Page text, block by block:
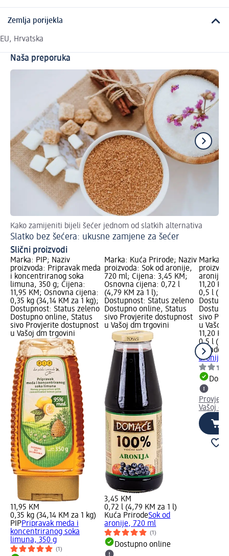
Zemlja porijekla
EU, Hrvatska
Naša preporuka
Kako zamijeniti bijeli šećer jednom od slatkih alternativa
Slatko bez šećera: ukusne zamjene za šećer
Slični proizvodi
Marka: PIP; Naziv
proizvoda: Pripravak meda
i koncentriranog soka
limuna, 350 g; Cijena:
11,95 KM; Osnovna cijena:
0,35 kg (34,14 KM za 1 kg);
Dostupnost: Status zeleno
Dostupno online, Status
sivo Provjerite dostupnost
u Vašoj dm trgovini
11,95 KM
0,35 kg (34,14 KM za 1 kg)
PIPPripravak meda i
koncentriranog soka
limuna, 350 g
(1)
Marka: Kuća Prirode; Naziv
proizvoda: Sok od aronije,
720 ml; Cijena: 3,45 KM;
Osnovna cijena: 0,72 l
(4,79 KM za 1 l);
Dostupnost: Status zeleno
Dostupno online, Status
sivo Provjerite dostupnost
u Vašoj dm trgovini
3,45 KM
0,72 l (4,79 KM za 1 l)
Kuća PrirodeSok od
aronije, 720 ml
(1)
Dostupno online
Marka:
aronija,
11,20
0,5 l
sivo
u Vašoj
11,20 KM
0,5 l
aronija,
Vašoj